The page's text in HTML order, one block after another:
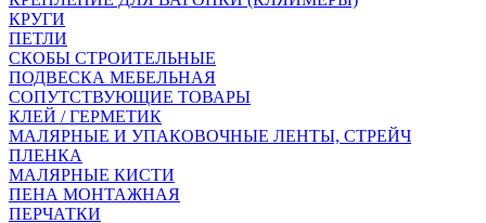
КРУГИ
ПЕТЛИ
СКОБЫ СТРОИТЕЛЬНЫЕ
ПОДВЕСКА МЕБЕЛЬНАЯ
СОПУТСТВУЮЩИЕ ТОВАРЫ
КЛЕЙ / ГЕРМЕТИК
МАЛЯРНЫЕ И УПАКОВОЧНЫЕ ЛЕНТЫ, СТРЕЙЧ
ПЛЕНКА
МАЛЯРНЫЕ КИСТИ
ПЕНА МОНТАЖНАЯ
ПЕРЧАТКИ